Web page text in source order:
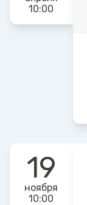
10:00
19
ноября
10:00